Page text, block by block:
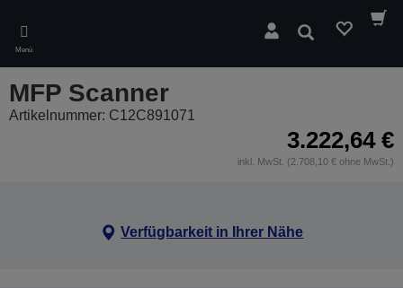
main
content
Menü
Suchen
MFP Scanner
Artikelnummer: C12C891071
3.222,64 €
inkl. MwSt. (2.708,10 € ohne MwSt.)
Verfügbarkeit in Ihrer Nähe